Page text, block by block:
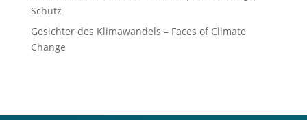
Schutz
Gesichter des Klimawandels – Faces of Climate
Change